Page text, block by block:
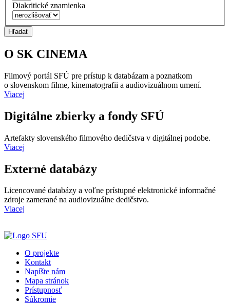
Diakritické znamienka
Hľadať
O SK CINEMA
Filmový portál SFÚ pre prístup k databázam a poznatkom
o slovenskom filme, kinematografii a audiovizuálnom umení.
Viacej
Digitálne zbierky a fondy SFÚ
Artefakty slovenského filmového dedičstva v digitálnej podobe.
Viacej
Externé databázy
Licencované databázy a voľne prístupné elektronické informačné
zdroje zamerané na audiovizuálne dedičstvo.
Viacej
O projekte
Kontakt
Napíšte nám
Mapa stránok
Prístupnosť
Súkromie